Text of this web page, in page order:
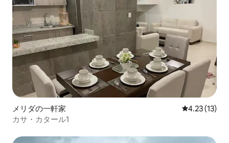
メリダの一軒家 レビュー13
4.23 (13)
カサ・カタール1